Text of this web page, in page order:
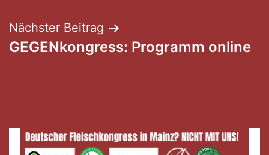
Nächster Beitrag
GEGENkongress: Programm online